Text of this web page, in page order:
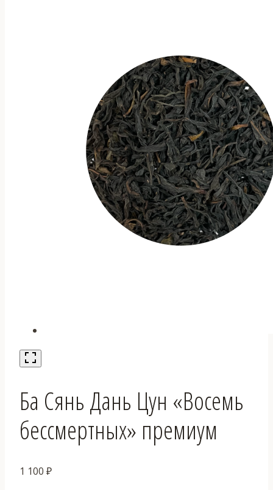
Ба Сянь Дань Цун «Восемь
бессмертных» премиум
1 100 ₽